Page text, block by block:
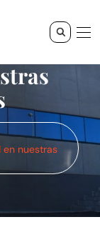
red
en nuestras